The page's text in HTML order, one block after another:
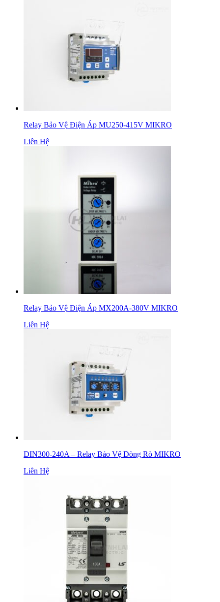
Relay Bảo Vệ Điện Áp MU250-415V MIKRO
Liên Hệ
Relay Bảo Vệ Điện Áp MX200A-380V MIKRO
Liên Hệ
DIN300-240A – Relay Bảo Vệ Dòng Rò MIKRO
Liên Hệ